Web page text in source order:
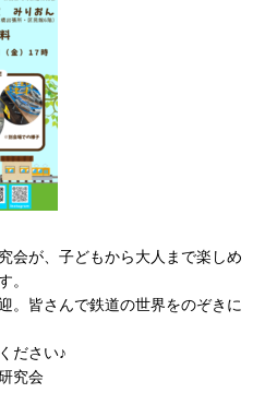
会が、子どもから大人まで楽しめ
。
。 皆さんで鉄道の世界をのぞきに
ださい♪
究会